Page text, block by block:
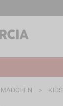
MÄDCHEN > KIDS